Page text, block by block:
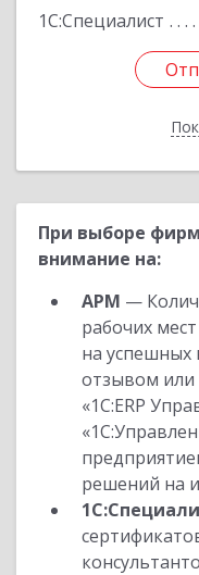
1С:Специалист
При выборе
внимание на:
АРМ —
рабочих
на успешных
отзывом или
«1С:ERP
решений на